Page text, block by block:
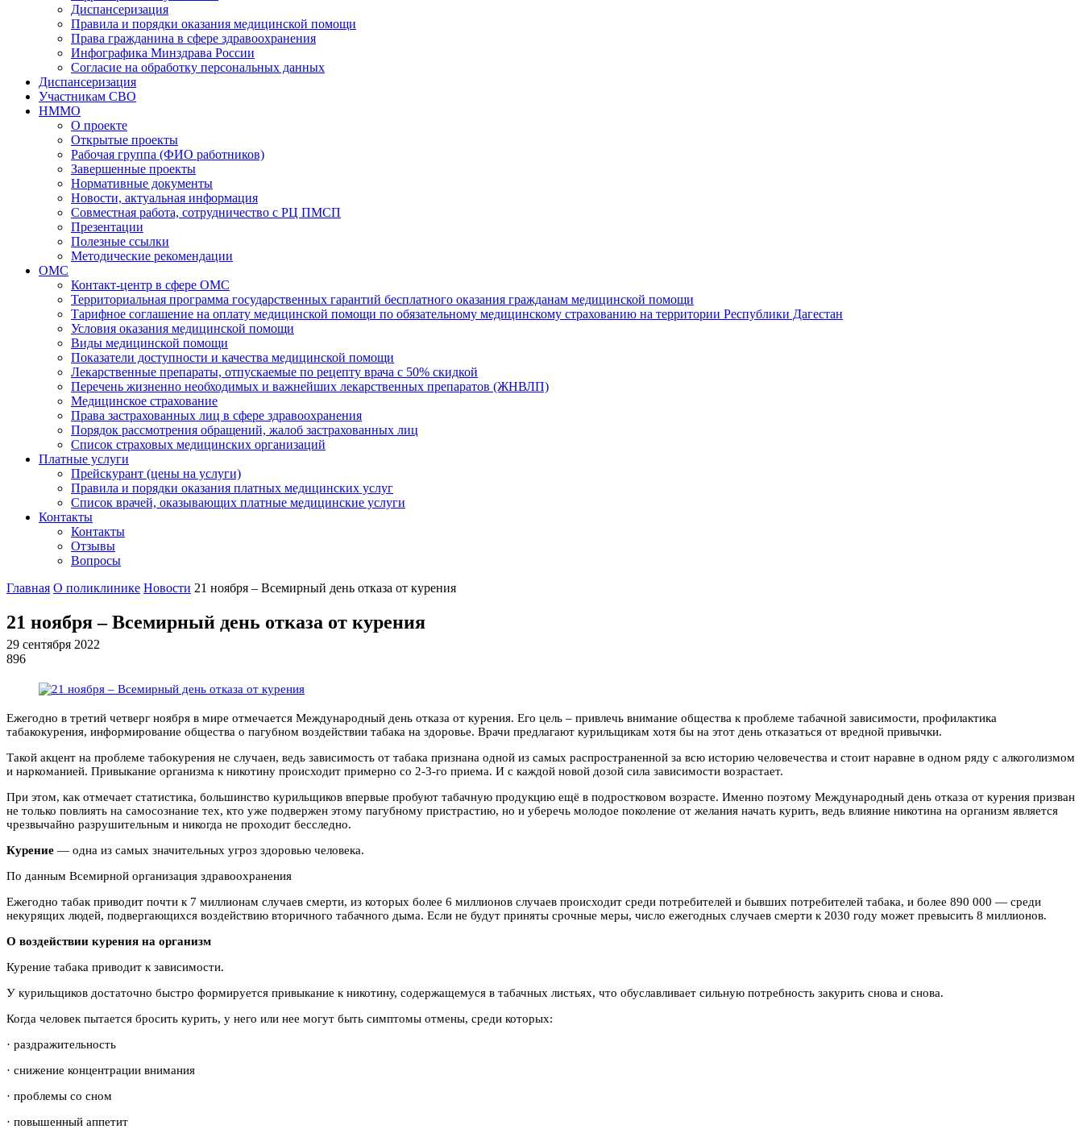
Диспансеризация
Правила и порядки оказания медицинской помощи
Права гражданина в сфере здравоохранения
Инфографика Минздрава России
Согласие на обработку персональных данных
Диспансеризация
Участникам СВО
НММО
О проекте
Открытые проекты
Рабочая группа (ФИО работников)
Завершенные проекты
Нормативные документы
Новости, актуальная информация
Совместная работа, сотрудничество с РЦ ПМСП
Презентации
Полезные ссылки
Методические рекомендации
ОМС
Контакт-центр в сфере ОМС
Территориальная программа государственных гарантий бесплатного оказания гражданам медицинской помощи
Тарифное соглашение на оплату медицинской помощи по обязательному медицинскому страхованию на территории Республики Дагестан
Условия оказания медицинской помощи
Виды медицинской помощи
Показатели доступности и качества медицинской помощи
Лекарственные препараты, отпускаемые по рецепту врача с 50% скидкой
Перечень жизненно необходимых и важнейших лекарственных препаратов (ЖНВЛП)
Медицинское страхование
Права застрахованных лиц в сфере здравоохранения
Порядок рассмотрения обращений, жалоб застрахованных лиц
Список страховых медицинских организаций
Платные услуги
Прейскурант (цены на услуги)
Правила и порядки оказания платных медицинских услуг
Список врачей, оказывающих платные медицинские услуги
Контакты
Контакты
Отзывы
Вопросы
Главная О поликлинике Новости 21 ноября – Всемирный день отказа от курения
21 ноября – Всемирный день отказа от курения
29 сентября 2022
896
Ежегодно в третий четверг ноября в мире отмечается Международный день отказа от курения. Его цель – привлечь внимание общества к проблеме табачной зависимости, профилактика
табакокурения, информирование общества о пагубном воздействии табака на здоровье. Врачи предлагают курильщикам хотя бы на этот день отказаться от вредной привычки.
Такой акцент на проблеме табокурения не случаен, ведь зависимость от табака признана одной из самых распространенной за всю историю человечества и стоит наравне в одном ряду с алкоголизмом
и наркоманией. Привыкание организма к никотину происходит примерно со 2-3-го приема. И с каждой новой дозой сила зависимости возрастает.
При этом, как отмечает статистика, большинство курильщиков впервые пробуют табачную продукцию ещё в подростковом возрасте. Именно поэтому Международный день отказа от курения призван
не только повлиять на самосознание тех, кто уже подвержен этому пагубному пристрастию, но и уберечь молодое поколение от желания начать курить, ведь влияние никотина на организм является
чрезвычайно разрушительным и никогда не проходит бесследно.
Курение — одна из самых значительных угроз здоровью человека.
По данным Всемирной организация здравоохранения
Ежегодно табак приводит почти к 7 миллионам случаев смерти, из которых более 6 миллионов случаев происходит среди потребителей и бывших потребителей табака, и более 890 000 — среди
некурящих людей, подвергающихся воздействию вторичного табачного дыма. Если не будут приняты срочные меры, число ежегодных случаев смерти к 2030 году может превысить 8 миллионов.
О воздействии курения на организм
Курение табака приводит к зависимости.
У курильщиков достаточно быстро формируется привыкание к никотину, содержащемуся в табачных листьях, что обуславливает сильную потребность закурить снова и снова.
Когда человек пытается бросить курить, у него или нее могут быть симптомы отмены, среди которых:
· раздражительность
· снижение концентрации внимания
· проблемы со сном
· повышенный аппетит